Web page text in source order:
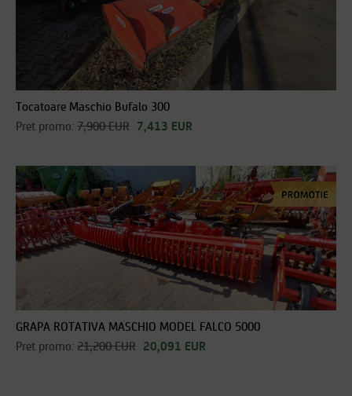
Tocatoare Maschio Bufalo 300
Pret promo: 7,900 EUR 7,413 EUR
GRAPA ROTATIVA MASCHIO MODEL FALCO 5000
Pret promo: 21,200 EUR 20,091 EUR